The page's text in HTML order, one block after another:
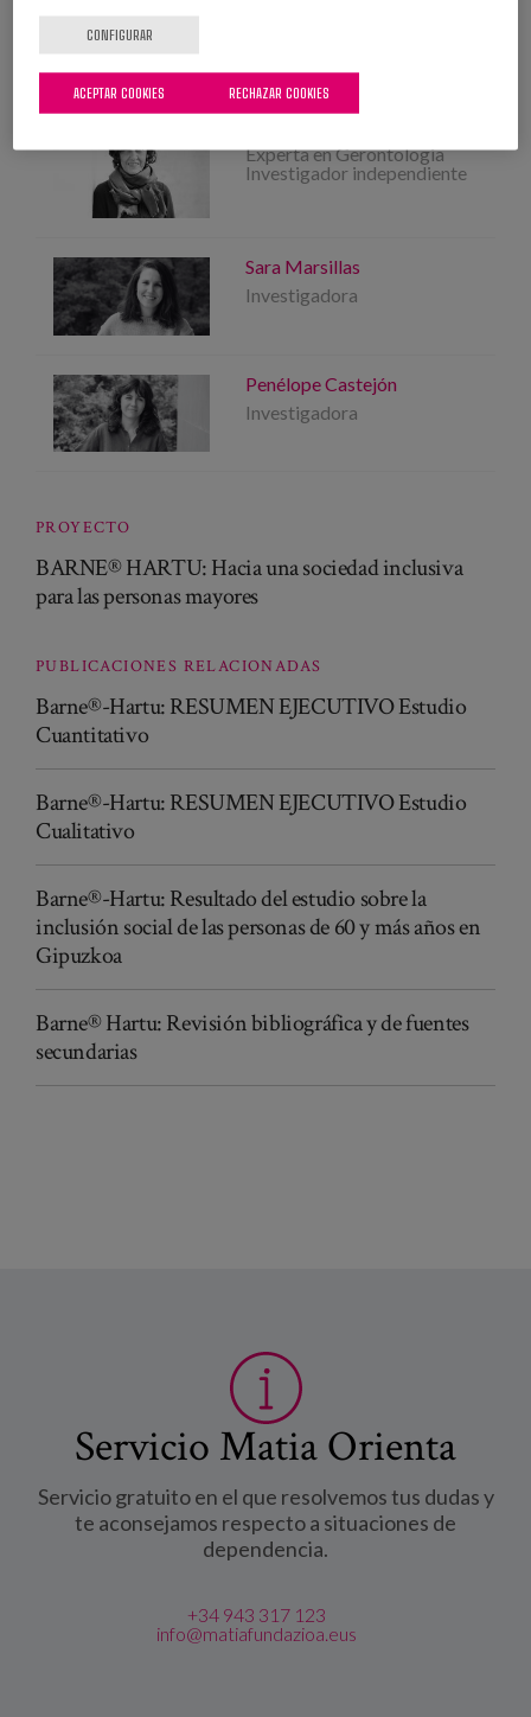
Investigadora
Experta en Gerontologia
Investigador independiente
Sara Marsillas
Investigadora
Penélope Castejón
Investigadora
PROYECTO
BARNE® HARTU: Hacia una sociedad inclusiva
para las personas mayores
PUBLICACIONES RELACIONADAS
Barne®-Hartu: RESUMEN EJECUTIVO Estudio
Cuantitativo
Barne®-Hartu: RESUMEN EJECUTIVO Estudio
Cualitativo
Barne®-Hartu: Resultado del estudio sobre la
inclusión social de las personas de 60 y más años en
Gipuzkoa
Barne® Hartu: Revisión bibliográfica y de fuentes
secundarias
Servicio Matia Orienta
Servicio gratuito en el que resolvemos tus dudas y
te aconsejamos respecto a situaciones de
dependencia.
+34 943 317 123
info@matiafundazioa.eus
CONFIGURAR
RECHAZAR COOKIES
ACEPTAR COOKIES